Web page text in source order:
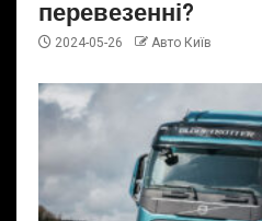
перевезенні?
2024-05-26 Авто Київ